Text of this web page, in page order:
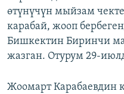
өтүнүчүн мыйзам
карабай, жооп
Бишкектин Биринчи
жазган. Отурум 29-
Жоомарт Карабаевдин